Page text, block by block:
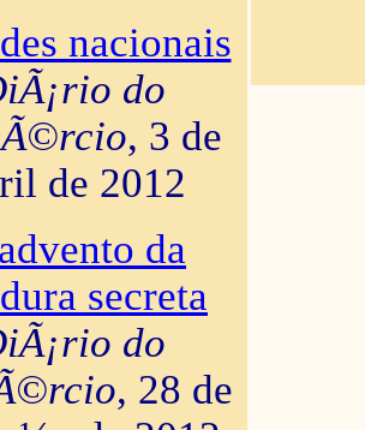
nacionais
do
, 3 de
de 2012
da
secreta
do
, 28 de